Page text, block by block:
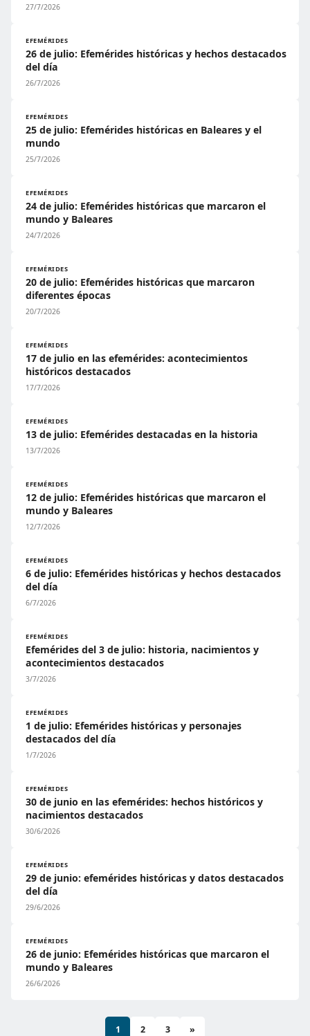
27/7/2026
EFEMÉRIDES
26 de julio: Efemérides históricas y hechos destacados
del día
26/7/2026
EFEMÉRIDES
25 de julio: Efemérides históricas en Baleares y el
mundo
25/7/2026
EFEMÉRIDES
24 de julio: Efemérides históricas que marcaron el
mundo y Baleares
24/7/2026
EFEMÉRIDES
20 de julio: Efemérides históricas que marcaron
diferentes épocas
20/7/2026
EFEMÉRIDES
17 de julio en las efemérides: acontecimientos
históricos destacados
17/7/2026
EFEMÉRIDES
13 de julio: Efemérides destacadas en la historia
13/7/2026
EFEMÉRIDES
12 de julio: Efemérides históricas que marcaron el
mundo y Baleares
12/7/2026
EFEMÉRIDES
6 de julio: Efemérides históricas y hechos destacados
del día
6/7/2026
EFEMÉRIDES
Efemérides del 3 de julio: historia, nacimientos y
acontecimientos destacados
3/7/2026
EFEMÉRIDES
1 de julio: Efemérides históricas y personajes
destacados del día
1/7/2026
EFEMÉRIDES
30 de junio en las efemérides: hechos históricos y
nacimientos destacados
30/6/2026
EFEMÉRIDES
29 de junio: efemérides históricas y datos destacados
del día
29/6/2026
EFEMÉRIDES
26 de junio: Efemérides históricas que marcaron el
mundo y Baleares
26/6/2026
1 2 3 »